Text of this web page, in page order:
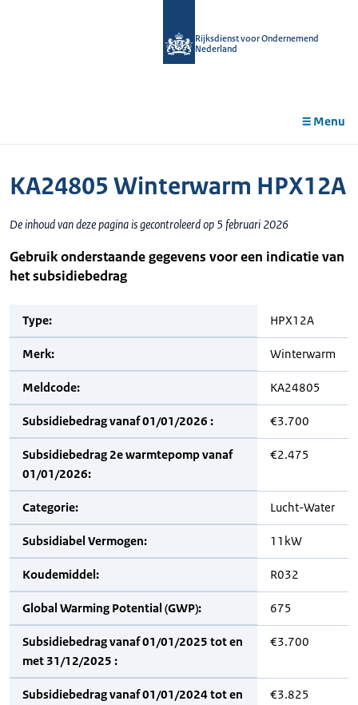
Rijksdienst voor Ondernemend
Nederland
Menu
KA24805 Winterwarm HPX12A
De inhoud van deze pagina is gecontroleerd op 5 februari 2026
Gebruik onderstaande gegevens voor een indicatie van
het subsidiebedrag
Type: HPX12A
Merk: Winterwarm
Meldcode: KA24805
Subsidiebedrag vanaf 01/01/2026 : €3.700
Subsidiebedrag 2e warmtepomp vanaf
01/01/2026:
€2.475
Categorie: Lucht-Water
Subsidiabel Vermogen: 11kW
Koudemiddel: R032
Global Warming Potential (GWP): 675
Subsidiebedrag vanaf 01/01/2025 tot en
met 31/12/2025 :
€3.700
Subsidiebedrag vanaf 01/01/2024 tot en
€3.825